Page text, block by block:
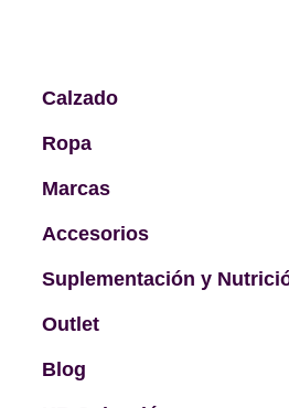
Calzado
Ropa
Marcas
Accesorios
Suplementación y
Outlet
Blog